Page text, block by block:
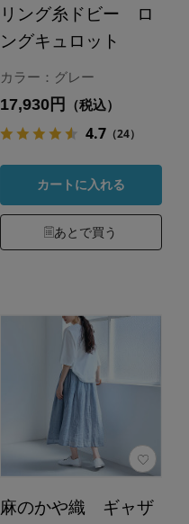
リング糸ドビー ロ
ングキュロット
カラー：グレー
17,930円 （税込）
4.7（24）
カートに入れる
あとで買う
麻のかや織 ギャザ